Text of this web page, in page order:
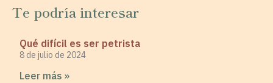
Te podría interesar
Qué difícil es ser petrista
8 de julio de 2024
Leer más »